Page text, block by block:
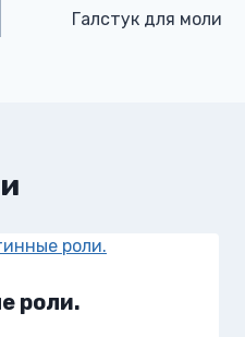
Галстук для моли
роли.